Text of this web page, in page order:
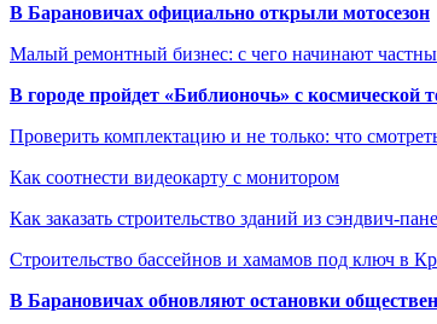
В Барановичах официально открыли мотосезон
Малый ремонтный бизнес: с чего начинают
В городе пройдет «Библионочь» с космической
Проверить комплектацию и не только: что
Как соотнести видеокарту с монитором
Как заказать строительство зданий из сэндвич-
Строительство бассейнов и хамамов под ключ в
В Барановичах обновляют остановки